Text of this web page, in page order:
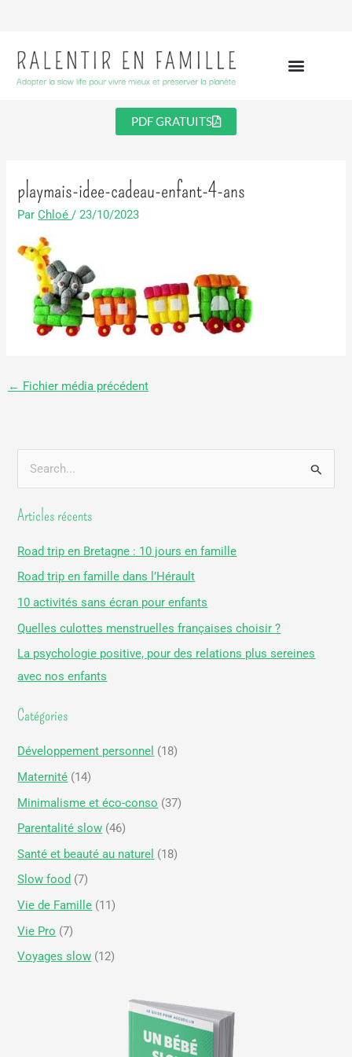
PDF GRATUITS
playmais-idee-cadeau-enfant-4-ans
ParChloé/23/10/2023
← Fichier média précédent
c
r
c
h
e
r
:
Articles récents
Road trip en Bretagne : 10 jours en famille
Road trip en famille dans l’Hérault
10 activités sans écran pour enfants
Quelles culottes menstruelles françaises choisir ?
La psychologie positive, pour des relations plus sereines
avec nos enfants
Catégories
Développement personnel (18)
Maternité (14)
Minimalisme et éco-conso (37)
Parentalité slow (46)
Santé et beauté au naturel (18)
Slow food (7)
Vie de Famille (11)
Vie Pro (7)
Voyages slow (12)